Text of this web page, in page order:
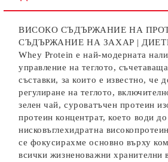
ВИСОКО СЪДЪРЖАНИЕ НА
СЪДЪРЖАНИЕ НА ЗАХАР |
Whey Protein е най-модерната
управление на теглото,
съставки, за които е известно, че
регулиране на теглото,
зелен чай, суроватъчен протеин
протеин концентрат, което води
нисковъглехидратна
се фокусирахме основно върху
всички жизненоважни хранителни